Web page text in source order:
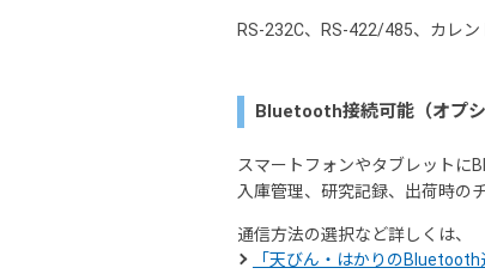
RS-232C、RS-422/485、カレ
Bluetooth接続可能（オプシ
スマートフォンやタブレットに
入庫管理、研究記録、出荷時の
通信方法の選択など詳しくは、
「天びん・はかりの